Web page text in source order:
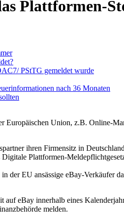
Plattformen-
PStTG gemeldet wurde
nach 36 Monaten
Europäischen Union, z.B. Online-
ihren Firmensitz in
Plattformen-
der EU ansässige eBay-Verkäufer
auf eBay innerhalb eines
melden.